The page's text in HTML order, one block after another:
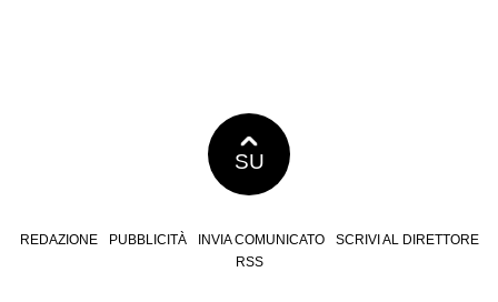
SU
REDAZIONE PUBBLICITÀ INVIA COMUNICATO
SCRIVI AL DIRETTORE
RSS